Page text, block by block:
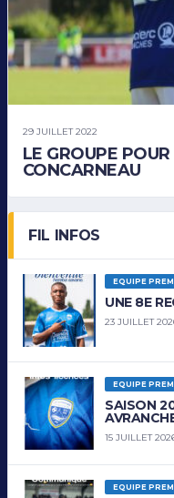
29 JUILLET 2022
LE GROUPE
CONCARNEAU
FIL INFOS
EQUIPE
UNE 8E
23 JUILLET
EQUIPE
SAISON
15 JUILLET
EQUIPE